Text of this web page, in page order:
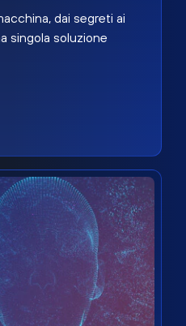
dai segreti ai
singola soluzione